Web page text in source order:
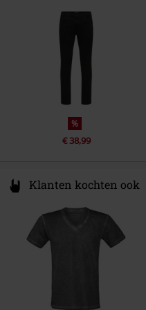
www.bestseller.com
%
€ 38,99
Klanten kochten ook